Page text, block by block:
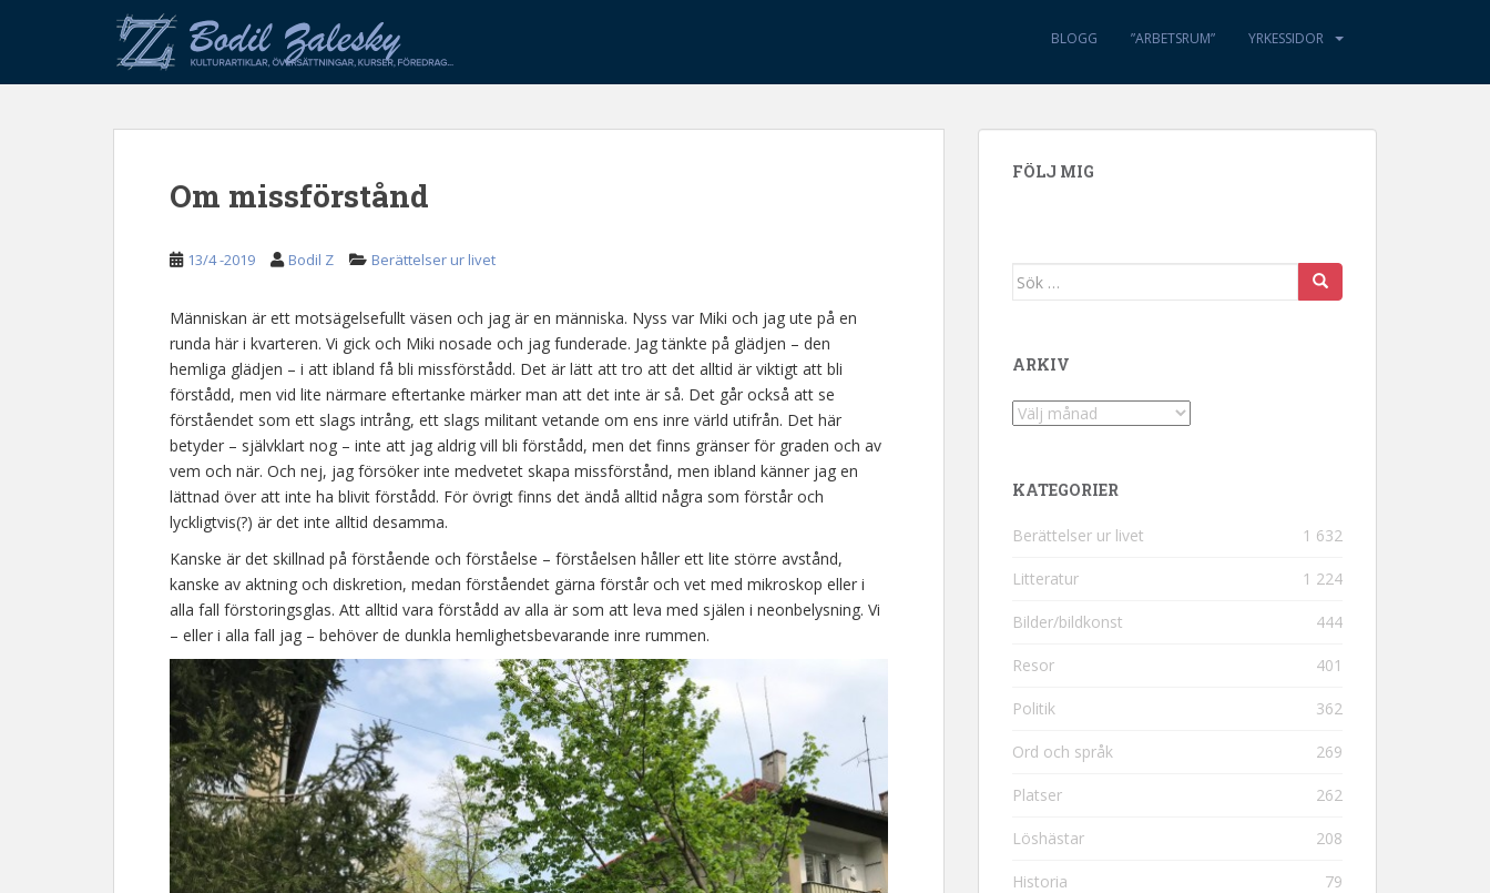
p
BLOGG ”ARBETSRUM” YRKESSIDOR
Om missförstånd
13/4 -2019 Bodil Z Berättelser ur livet
Människan är ett motsägelsefullt väsen och jag är en människa. Nyss var Miki och jag ute på en
runda här i kvarteren. Vi gick och Miki nosade och jag funderade. Jag tänkte på glädjen – den
hemliga glädjen – i att ibland få bli missförstådd. Det är lätt att tro att det alltid är viktigt att bli
förstådd, men vid lite närmare eftertanke märker man att det inte är så. Det går också att se
förståendet som ett slags intrång, ett slags militant vetande om ens inre värld utifrån. Det här
betyder – självklart nog – inte att jag aldrig vill bli förstådd, men det finns gränser för graden och av
vem och när. Och nej, jag försöker inte medvetet skapa missförstånd, men ibland känner jag en
lättnad över att inte ha blivit förstådd. För övrigt finns det ändå alltid några som förstår och
lyckligtvis(?) är det inte alltid desamma.
Kanske är det skillnad på förstående och förståelse – förståelsen håller ett lite större avstånd,
kanske av aktning och diskretion, medan förståendet gärna förstår och vet med mikroskop eller i
alla fall förstoringsglas. Att alltid vara förstådd av alla är som att leva med själen i neonbelysning. Vi
– eller i alla fall jag – behöver de dunkla hemlighetsbevarande inre rummen.
FÖLJ MIG
Sök efter:
ARKIV
Arkiv
KATEGORIER
Berättelser ur livet 1 632
Litteratur 1 224
Bilder/bildkonst 444
Resor 401
Politik 362
Ord och språk 269
Platser 262
Löshästar 208
Historia 79